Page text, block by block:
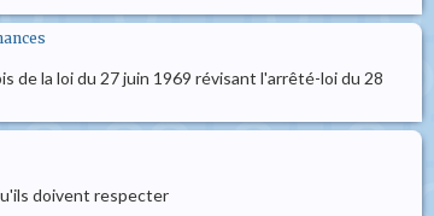
de la loi du 27 juin 1969 révisant l'arrêté-loi du 28
doivent respecter